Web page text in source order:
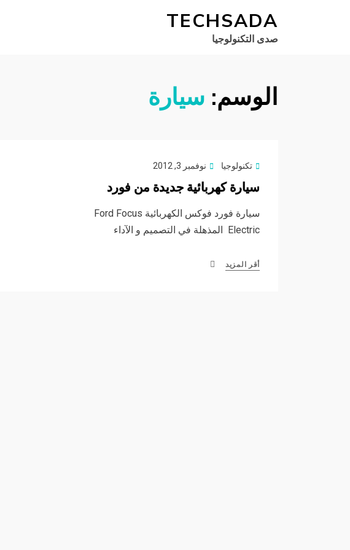
TECHSADA
صدى التكنولوجيا
الوسم: سيارة
تكنولوجيا
Posted
نوفمبر 3, 2012
سيارة كهربائية جديدة من فورد
سيارة فورد فوكس الكهربائية Ford Focus
Electric المذهلة في التصميم و الآداء
أقر المزيد